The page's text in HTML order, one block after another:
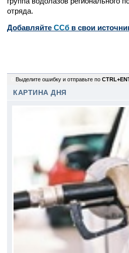
отряда.
Добавляйте CСб в свои
Выделите ошибку и отправьте по
КАРТИНА ДНЯ